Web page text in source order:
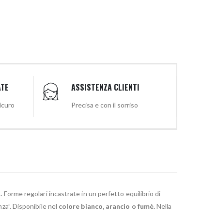
ASSISTENZA CLIENTI
Precisa e con il sorriso
Forme regolari incastrate in un perfetto equilibrio di
Disponibile nel colore bianco,arancio o fumè.Nella